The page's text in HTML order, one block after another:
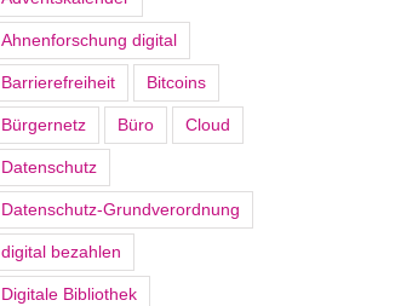
Ahnenforschung digital
Barrierefreiheit Bitcoins
Bürgernetz Büro Cloud
Datenschutz
Datenschutz-Grundverordnung
digital bezahlen
Digitale Bibliothek